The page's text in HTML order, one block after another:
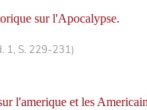
sur l'Apocalypse.
1, S. 229-231)
l'amerique et les